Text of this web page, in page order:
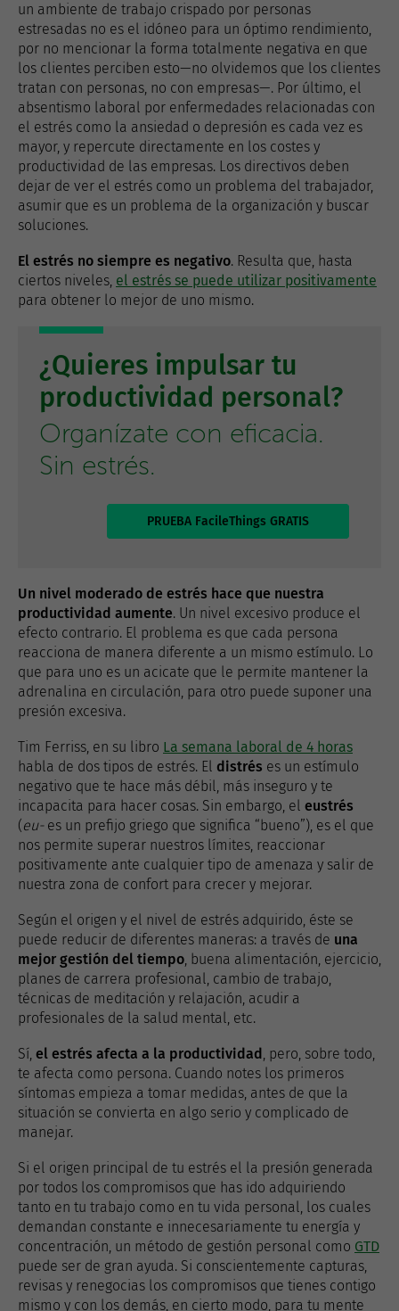
un ambiente de trabajo crispado por personas
estresadas no es el idóneo para un óptimo rendimiento,
por no mencionar la forma totalmente negativa en que
los clientes perciben esto—no olvidemos que los clientes
tratan con personas, no con empresas—. Por último, el
absentismo laboral por enfermedades relacionadas con
el estrés como la ansiedad o depresión es cada vez es
mayor, y repercute directamente en los costes y
productividad de las empresas. Los directivos deben
dejar de ver el estrés como un problema del trabajador,
asumir que es un problema de la organización y buscar
soluciones.
El estrés no siempre es negativo. Resulta que, hasta
ciertos niveles, el estrés se puede utilizar positivamente
para obtener lo mejor de uno mismo.
¿Quieres impulsar tu
productividad personal?
Organízate con eficacia.
Sin estrés.
PRUEBA FacileThings GRATIS
Un nivel moderado de estrés hace que nuestra
productividad aumente. Un nivel excesivo produce el
efecto contrario. El problema es que cada persona
reacciona de manera diferente a un mismo estímulo. Lo
que para uno es un acicate que le permite mantener la
adrenalina en circulación, para otro puede suponer una
presión excesiva.
Tim Ferriss, en su libro La semana laboral de 4 horas
habla de dos tipos de estrés. El distrés es un estímulo
negativo que te hace más débil, más inseguro y te
incapacita para hacer cosas. Sin embargo, el eustrés
(eu-es un prefijo griego que significa “bueno”), es el que
nos permite superar nuestros límites, reaccionar
positivamente ante cualquier tipo de amenaza y salir de
nuestra zona de confort para crecer y mejorar.
Según el origen y el nivel de estrés adquirido, éste se
puede reducir de diferentes maneras: a través de una
mejor gestión del tiempo, buena alimentación, ejercicio,
planes de carrera profesional, cambio de trabajo,
técnicas de meditación y relajación, acudir a
profesionales de la salud mental, etc.
Sí, el estrés afecta a la productividad, pero, sobre todo,
te afecta como persona. Cuando notes los primeros
síntomas empieza a tomar medidas, antes de que la
situación se convierta en algo serio y complicado de
manejar.
Si el origen principal de tu estrés el la presión generada
por todos los compromisos que has ido adquiriendo
tanto en tu trabajo como en tu vida personal, los cuales
demandan constante e innecesariamente tu energía y
concentración, un método de gestión personal como GTD
puede ser de gran ayuda. Si conscientemente capturas,
revisas y renegocias los compromisos que tienes contigo
mismo y con los demás, en cierto modo, para tu mente